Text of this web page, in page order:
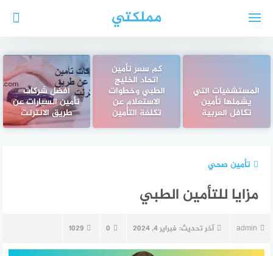
مملكتي
المستشفيات التي
يشملها تأمين
تكافل العربية
كم سعر تأمين
اتحاد الخليج
الطبي وخطوات
الاستعلام عن
تكلفة التأمين
افضل شركات
تأمين السيارات عن
طريق الانترنت
تأمين صحي
مزايا للتأمين الطبي
admin آخر تحديث: فبراير 4, 2024 0
1029